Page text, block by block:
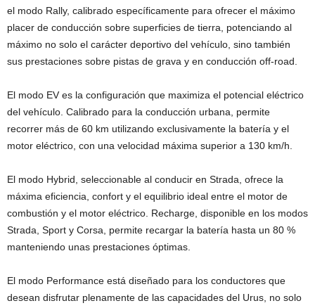
el modo Rally, calibrado específicamente para ofrecer el máximo
placer de conducción sobre superficies de tierra, potenciando al
máximo no solo el carácter deportivo del vehículo, sino también
sus prestaciones sobre pistas de grava y en conducción off-road.
El modo EV es la configuración que maximiza el potencial eléctrico
del vehículo. Calibrado para la conducción urbana, permite
recorrer más de 60 km utilizando exclusivamente la batería y el
motor eléctrico, con una velocidad máxima superior a 130 km/h.
El modo Hybrid, seleccionable al conducir en Strada, ofrece la
máxima eficiencia, confort y el equilibrio ideal entre el motor de
combustión y el motor eléctrico. Recharge, disponible en los modos
Strada, Sport y Corsa, permite recargar la batería hasta un 80 %
manteniendo unas prestaciones óptimas.
El modo Performance está diseñado para los conductores que
desean disfrutar plenamente de las capacidades del Urus, no solo